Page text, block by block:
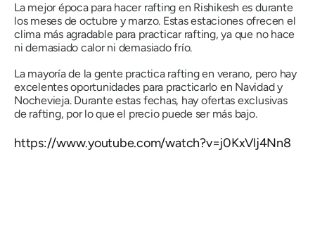
La mejor época para hacer rafting en Rishikesh es durante
los meses de octubre y marzo. Estas estaciones ofrecen el
clima más agradable para practicar rafting, ya que no hace
ni demasiado calor ni demasiado frío.
La mayoría de la gente practica rafting en verano, pero hay
excelentes oportunidades para practicarlo en Navidad y
Nochevieja. Durante estas fechas, hay ofertas exclusivas
de rafting, por lo que el precio puede ser más bajo.
https://www.youtube.com/watch?v=j0KxVlj4Nn8